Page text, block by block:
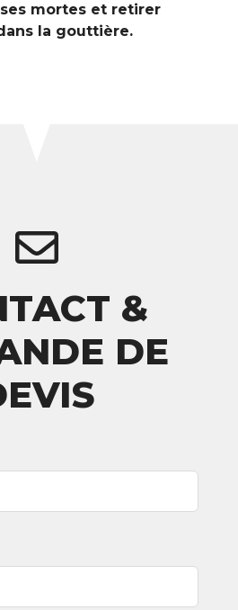
mortes et retirer
la gouttière.
&
DE